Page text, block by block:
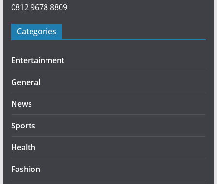
0812 9678 8809
Categories
Entertainment
General
News
Sports
Health
Fashion